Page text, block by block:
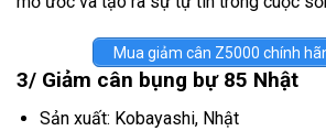
Mua giảm cân Z5000 chính
3/ Giảm cân bụng bự 85 Nhật
Sản xuất: Kobayashi, Nhật